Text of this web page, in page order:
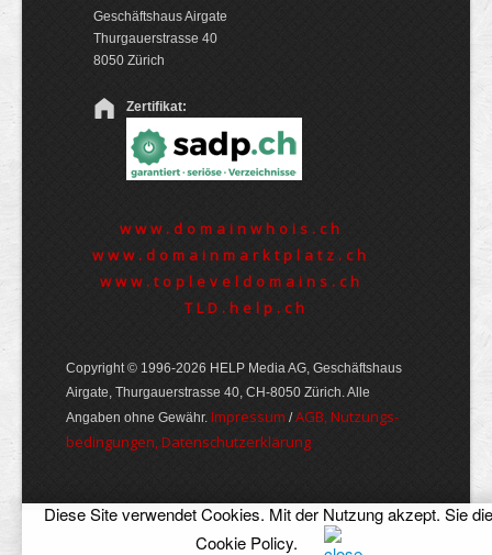
Geschäftshaus Airgate
Thurgauerstrasse 40
8050 Zürich
Zertifikat:
www.domainwhois.ch
www.domainmarktplatz.ch
www.topleveldomains.ch
TLD.help.ch
Copyright © 1996-2026 HELP Media AG, Geschäftshaus
Airgate, Thurgauer­strasse 40, CH-8050 Zürich. Alle
Angaben ohne Gewähr. Im­pres­sum /AGB, Nut­zungs­
bedin­gungen, Daten­schutz­er­klärung
Diese Site verwendet Cookies. Mit der Nutzung akzept. Sie die
Cookie Policy.